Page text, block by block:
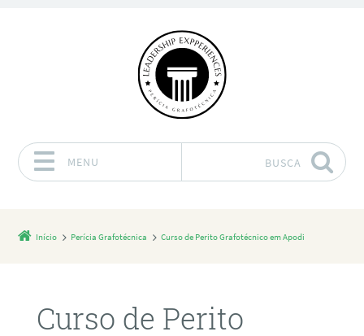
MENU BUSCA
Início Perícia Grafotécnica Curso de Perito Grafotécnico em Apodi
Curso de Perito